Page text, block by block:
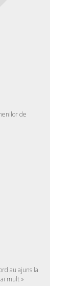
de
au ajuns la
mult »